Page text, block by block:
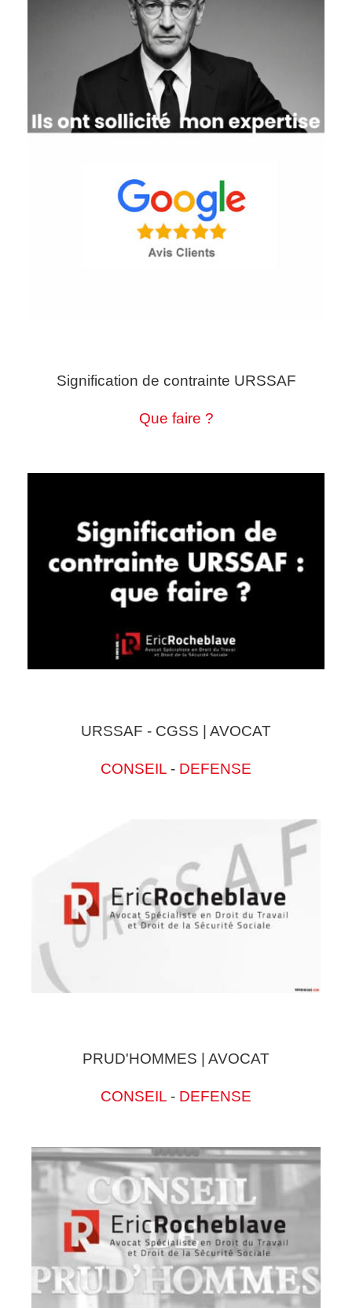
Signification de contrainte URSSAF
Que faire ?
URSSAF - CGSS | AVOCAT
CONSEIL - DEFENSE
PRUD'HOMMES | AVOCAT
CONSEIL - DEFENSE